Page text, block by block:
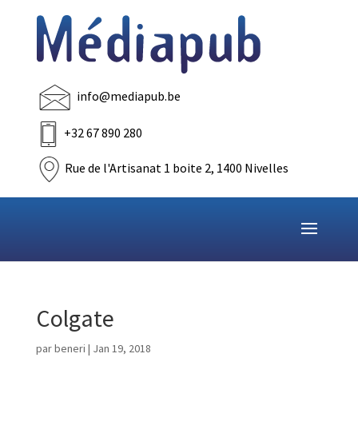
info@mediapub.be
+32 67 890 280
Rue de l'Artisanat 1 boite 2, 1400 Nivelles
Colgate
parbeneri | Jan 19, 2018